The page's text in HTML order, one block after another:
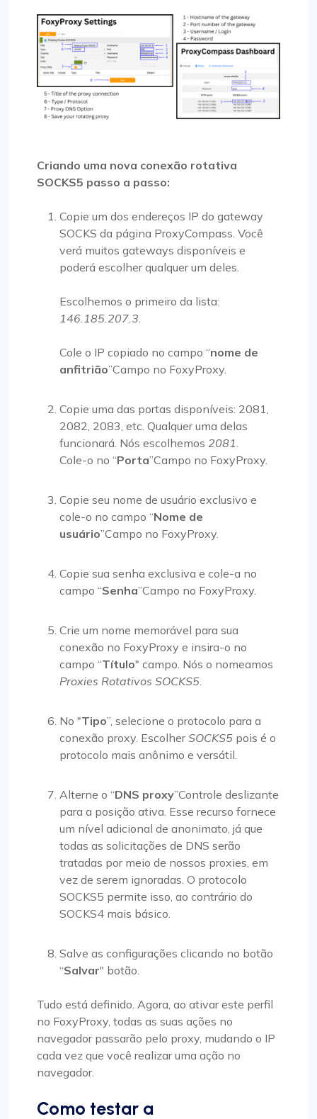
Criando uma nova conexão rotativa
SOCKS5 passo a passo:
Copie um dos endereços IP do gateway
SOCKS da página ProxyCompass. Você
verá muitos gateways disponíveis e
poderá escolher qualquer um deles.
Escolhemos o primeiro da lista:
146.185.207.3.
Cole o IP copiado no campo “nome de
anfitrião”Campo no FoxyProxy.
Copie uma das portas disponíveis: 2081,
2082, 2083, etc. Qualquer uma delas
funcionará. Nós escolhemos 2081.
Cole-o no “Porta”Campo no FoxyProxy.
Copie seu nome de usuário exclusivo e
cole-o no campo “Nome de
usuário”Campo no FoxyProxy.
Copie sua senha exclusiva e cole-a no
campo “Senha”Campo no FoxyProxy.
Crie um nome memorável para sua
conexão no FoxyProxy e insira-o no
campo “Título" campo. Nós o nomeamos
Proxies Rotativos SOCKS5.
No "Tipo”, selecione o protocolo para a
conexão proxy. EscolherSOCKS5 pois é o
protocolo mais anônimo e versátil.
Alterne o “DNS proxy”Controle deslizante
para a posição ativa. Esse recurso fornece
um nível adicional de anonimato, já que
todas as solicitações de DNS serão
tratadas por meio de nossos proxies, em
vez de serem ignoradas. O protocolo
SOCKS5 permite isso, ao contrário do
SOCKS4 mais básico.
Salve as configurações clicando no botão
“Salvar" botão.
Tudo está definido. Agora, ao ativar este perfil
no FoxyProxy, todas as suas ações no
navegador passarão pelo proxy, mudando o IP
cada vez que você realizar uma ação no
navegador.
Como testar a